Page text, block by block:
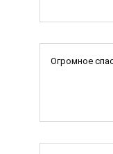
Огромное